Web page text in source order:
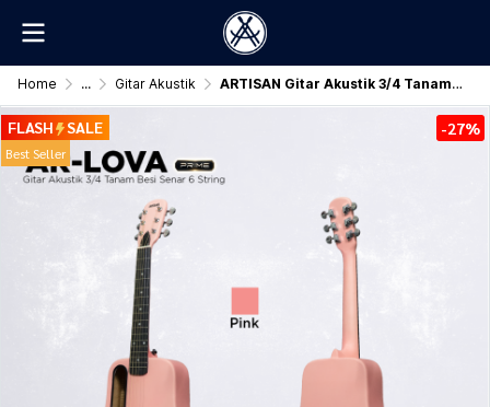
Home ... Gitar Akustik ARTISAN Gitar Akustik 3/4 Tanam Besi ( AR - LOVA Prime )
FLASH SALE
Best Seller
-27%